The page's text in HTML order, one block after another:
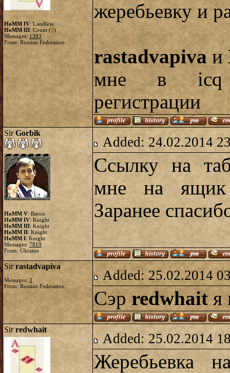
HoMM IV: Landless
HoMM III: Count (3)
Messages: 1393
From: Russian Federation
жеребьевку и
rastadvapivaи
мне в icq
регистрации
SirGorbik
HoMM V: Baron
HoMM IV: Knight
HoMM III: Knight
HoMM II: Knight
HoMM I: Knight
Messages: 7819
From: Ukraine
Added: 24.02.2014
Ссылку на
мне на
Заранее
Sirrastadvapiva
Messages:3
From: Russian Federation
Added: 25.02.2014
Сэрredwhaitя
Sirredwhait
Added: 25.02.2014
Жеребьевка